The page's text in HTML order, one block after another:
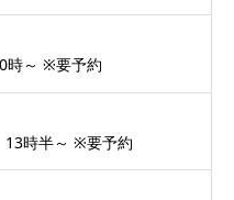
時～ ※要予約
13時半～ ※要予約